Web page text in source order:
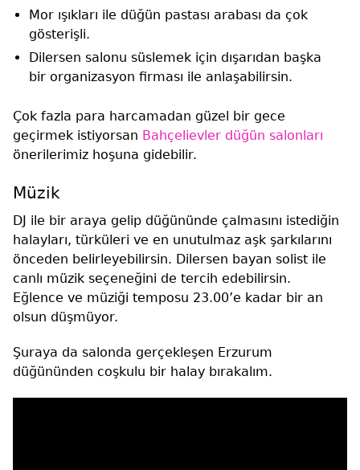
Mor ışıkları ile düğün pastası arabası da çok
gösterişli.
Dilersen salonu süslemek için dışarıdan başka
bir organizasyon firması ile anlaşabilirsin.
Çok fazla para harcamadan güzel bir gece
geçirmek istiyorsan Bahçelievler düğün salonları
önerilerimiz hoşuna gidebilir.
Müzik
DJ ile bir araya gelip düğününde çalmasını istediğin
halayları, türküleri ve en unutulmaz aşk şarkılarını
önceden belirleyebilirsin. Dilersen bayan solist ile
canlı müzik seçeneğini de tercih edebilirsin.
Eğlence ve müziği temposu 23.00’e kadar bir an
olsun düşmüyor.
Şuraya da salonda gerçekleşen Erzurum
düğününden coşkulu bir halay bırakalım.